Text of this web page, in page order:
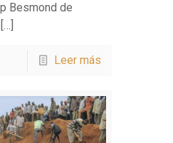
Besmond de
[…]
Leer más